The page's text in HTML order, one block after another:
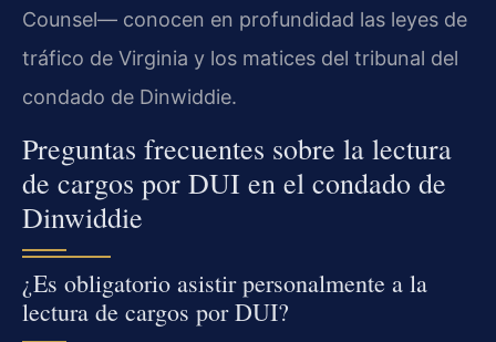
Counsel— conocen en profundidad las leyes de
tráfico de Virginia y los matices del tribunal del
condado de Dinwiddie.
Preguntas frecuentes sobre la lectura
de cargos por DUI en el condado de
Dinwiddie
¿Es obligatorio asistir personalmente a la
lectura de cargos por DUI?